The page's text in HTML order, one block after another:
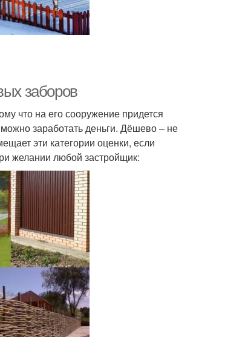
заборов
что на его сооружение придется
заработать деньги. Дёшево – не
эти категории оценки, если
желании любой застройщик: